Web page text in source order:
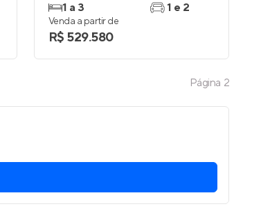
Página 2
1 a 3
1 e 2
Venda a partir de
R$ 529.580